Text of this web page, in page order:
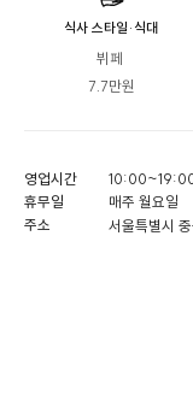
식사 스타일·식대
뷔페
7.7만원
영업시간
휴무일
매주 월요일
주소
서울특별시